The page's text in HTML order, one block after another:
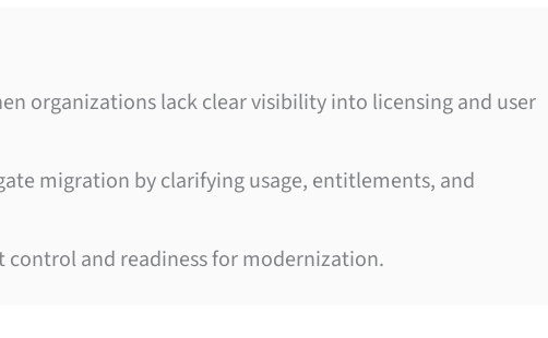
organizations lack clear visibility into licensing and user
migration by clarifying usage, entitlements, and
control and readiness for modernization.